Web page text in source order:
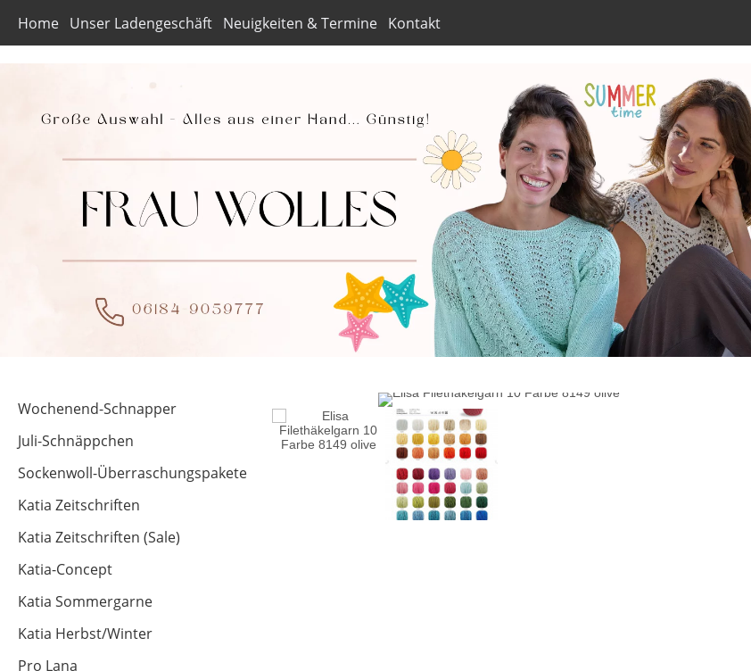
Home Unser Ladengeschäft Neuigkeiten & Termine Kontakt
Wochenend-Schnapper
Juli-Schnäppchen
Sockenwoll-Überraschungspakete
Katia Zeitschriften
Katia Zeitschriften (Sale)
Katia-Concept
Katia Sommergarne
Katia Herbst/Winter
Pro Lana